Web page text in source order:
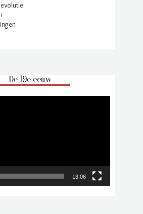
De 19e eeuw
13:06